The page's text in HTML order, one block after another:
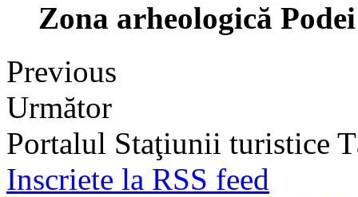
Zona arheologică Podei
Previous
Următor
Portalul Staţiunii turistice
Inscriete la RSS feed